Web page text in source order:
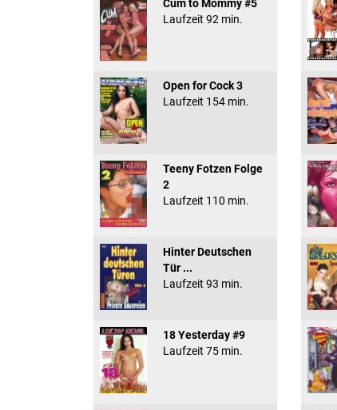
Cum to Mommy #5
Laufzeit 92 min.
Open for Cock 3
Laufzeit 154 min.
Teeny Fotzen Folge
2
Laufzeit 110 min.
Hinter Deutschen
Tür ...
Laufzeit 93 min.
18 Yesterday #9
Laufzeit 75 min.